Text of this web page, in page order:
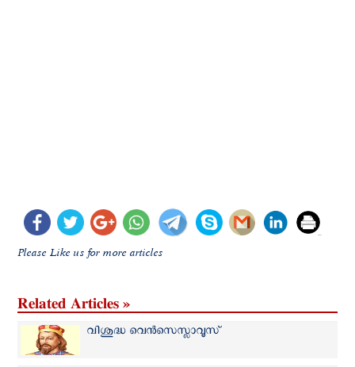
Please Like us for more articles
Related Articles »
വിശുദ്ധ വെന്‍സെസ്ലാവൂസ്